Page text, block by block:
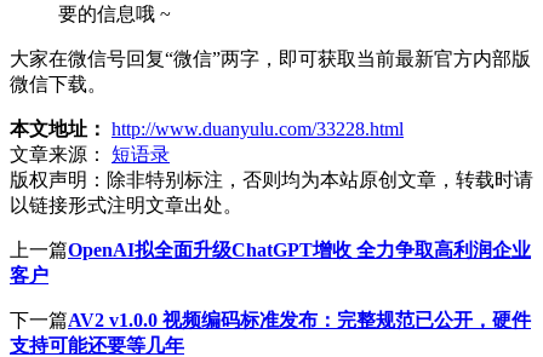
要的信息哦 ~
大家在微信号回复“微信”两字，即可获取当前最新官方内部版
微信下载。
本文地址： http://www.duanyulu.com/33228.html
文章来源：
短语录
版权声明： 除非特别标注，否则均为本站原创文章，转载时请
以链接形式注明文章出处。
上一篇OpenAI拟全面升级ChatGPT增收 全力争取高利润企业
客户
下一篇AV2 v1.0.0 视频编码标准发布：完整规范已公开，硬件
支持可能还要等几年